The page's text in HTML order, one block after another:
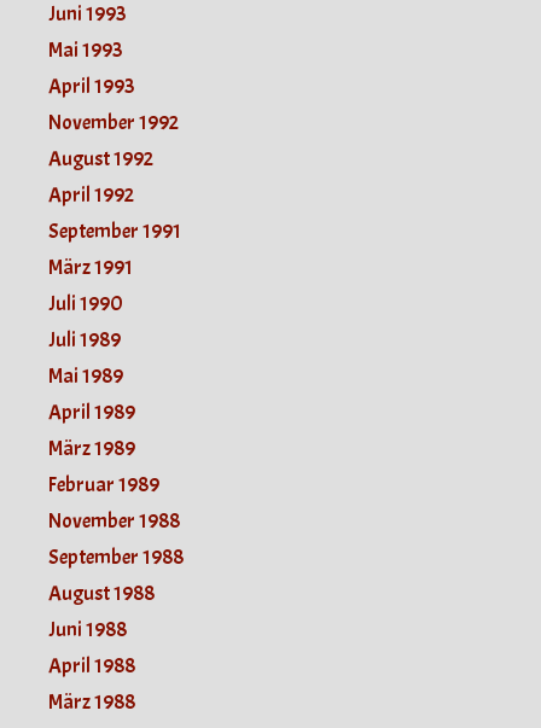
Juni 1993
Mai 1993
April 1993
November 1992
August 1992
April 1992
September 1991
März 1991
Juli 1990
Juli 1989
Mai 1989
April 1989
März 1989
Februar 1989
November 1988
September 1988
August 1988
Juni 1988
April 1988
März 1988